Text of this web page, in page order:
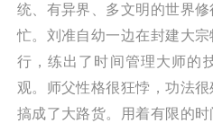
统、有异界、多文明的世界
忙。刘准自幼一边在封建大
行，练出了时间管理大师的
观。师父性格很狂悖，功法
搞成了大路货。用着有限的